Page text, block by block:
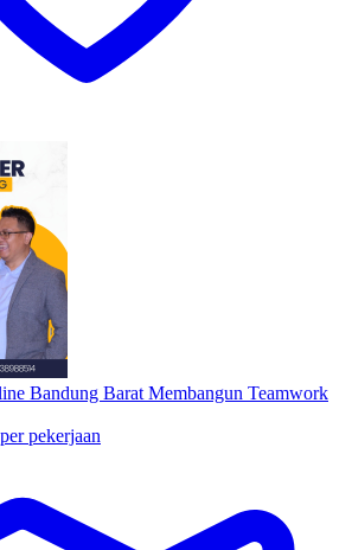
Bandung Barat Membangun Teamwork
pekerjaan